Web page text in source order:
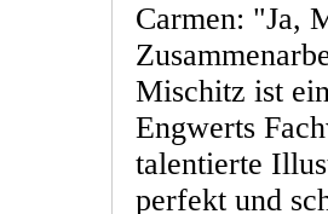
Carmen: "Ja,
Mischitz ist
Engwerts
talentierte
perfekt und